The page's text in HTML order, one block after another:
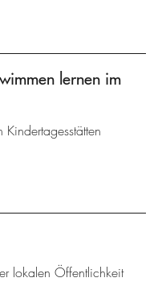
lernen im
lokalen Öffentlichkeit